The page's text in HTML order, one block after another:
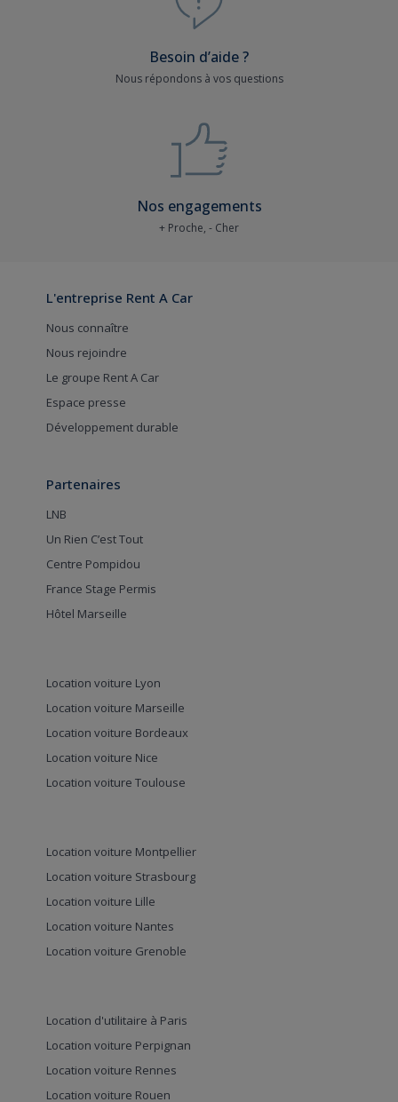
Besoin d’aide ?
Nous répondons à vos questions
Nos engagements
+ Proche, - Cher
L'entreprise Rent A Car
Nous connaître
Nous rejoindre
Le groupe Rent A Car
Espace presse
Développement durable
Partenaires
LNB
Un Rien C’est Tout
Centre Pompidou
France Stage Permis
Hôtel Marseille
Location voiture Lyon
Location voiture Marseille
Location voiture Bordeaux
Location voiture Nice
Location voiture Toulouse
Location voiture Montpellier
Location voiture Strasbourg
Location voiture Lille
Location voiture Nantes
Location voiture Grenoble
Location d'utilitaire à Paris
Location voiture Perpignan
Location voiture Rennes
Location voiture Rouen